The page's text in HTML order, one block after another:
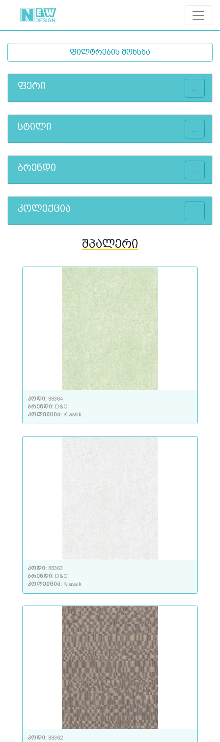
ფილტრების მოხსნა
ფერი ...
სტილი ...
ბრენდი ...
კოლექცია ...
შპალერი
კოდი: 88364
ბრენდი: D&C
კოლექცია: Klassik
კოდი: 88363
ბრენდი: D&C
კოლექცია: Klassik
კოდი: 88362